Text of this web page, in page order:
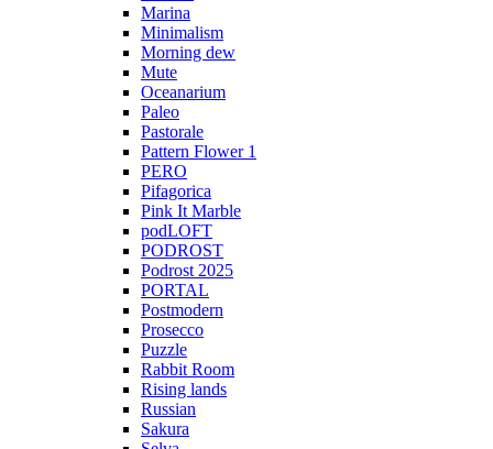
Marina
Minimalism
Morning dew
Mute
Oceanarium
Paleo
Pastorale
Pattern Flower 1
PERO
Pifagorica
Pink It Marble
podLOFT
PODROST
Podrost 2025
PORTAL
Postmodern
Prosecco
Puzzle
Rabbit Room
Rising lands
Russian
Sakura